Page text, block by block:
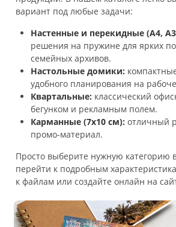
вариант под любые задачи:
Настенные и перекидные (А4,
решения на пружине для ярких
семейных архивов.
Настольные домики:
удобного планирования на
Квартальные: классический
бегунком и рекламным полем.
Карманные (7х10 см): отличный
промо-материал.
Просто выберите нужную категорию
перейти к подробным
к файлам или создайте онлайн на